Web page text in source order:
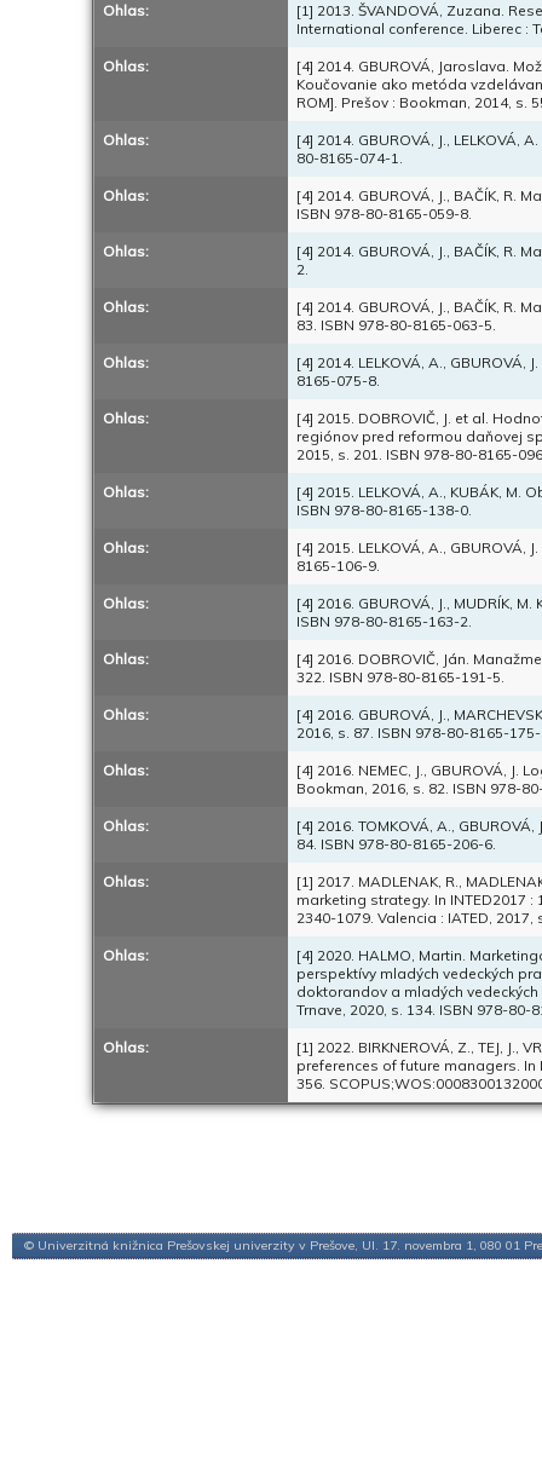
Ohlas:
[1] 2013. ŠVANDOVÁ, Zuzana.
International conference. Liberec :
Ohlas:
[4] 2014. GBUROVÁ, Jaroslava.
Koučovanie ako metóda
ROM]. Prešov : Bookman, 2014, s.
Ohlas:
[4] 2014. GBUROVÁ, J., LELKOVÁ,
80-8165-074-1.
Ohlas:
[4] 2014. GBUROVÁ, J., BAČÍK, R.
ISBN 978-80-8165-059-8.
Ohlas:
[4] 2014. GBUROVÁ, J., BAČÍK, R.
2.
Ohlas:
[4] 2014. GBUROVÁ, J., BAČÍK, R.
83. ISBN 978-80-8165-063-5.
Ohlas:
[4] 2014. LELKOVÁ, A.,
8165-075-8.
Ohlas:
[4] 2015. DOBROVIČ, J. et al.
regiónov pred reformou daňovej
2015, s. 201. ISBN 978-80-8165-
Ohlas:
[4] 2015. LELKOVÁ, A., KUBÁK,
ISBN 978-80-8165-138-0.
Ohlas:
[4] 2015. LELKOVÁ, A.,
8165-106-9.
Ohlas:
[4] 2016. GBUROVÁ, J., MUDRÍK,
ISBN 978-80-8165-163-2.
Ohlas:
[4] 2016. DOBROVIČ, Ján.
322. ISBN 978-80-8165-191-5.
Ohlas:
[4] 2016. GBUROVÁ, J.,
2016, s. 87. ISBN 978-80-8165-
Ohlas:
[4] 2016. NEMEC, J., GBUROVÁ,
Bookman, 2016, s. 82. ISBN 978-
Ohlas:
[4] 2016. TOMKOVÁ, A.,
84. ISBN 978-80-8165-206-6.
Ohlas:
[1] 2017. MADLENAK, R.,
marketing strategy. In INTED2017
2340-1079. Valencia : IATED,
Ohlas:
[4] 2020. HALMO, Martin.
perspektívy mladých vedeckých
doktorandov a mladých
Trnave, 2020, s. 134. ISBN 978-80-
Ohlas:
[1] 2022. BIRKNEROVÁ, Z., TEJ,
preferences of future managers. In
356.
© Univerzitná knižnica Prešovskej univerzity v Prešove, Ul. 17. novembra 1, 080 01